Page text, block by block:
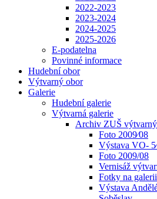
2022-2023
2023-2024
2024-2025
2025-2026
E-podatelna
Povinné informace
Hudební obor
Výtvarný obor
Galerie
Hudební galerie
Výtvarná galerie
Archiv ZUŠ
Foto 2009⁄08
Výstava VO-
Foto 2009/08
Vernisáž
Fotky na
Výstava